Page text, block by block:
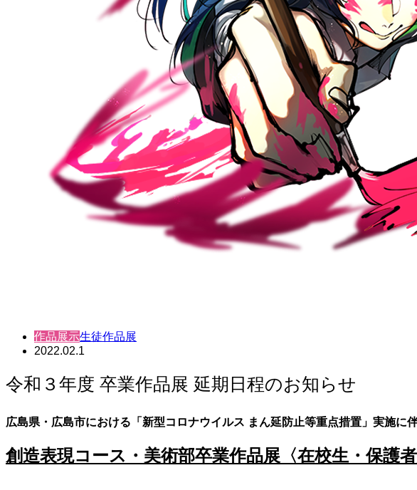
作品展示生徒作品展
2022.02.1
令和３年度 卒業作品展 延期日程のお知らせ
広島県・広島市における「新型コロナウイルス まん延防止等重点措置」実施に
創造表現コース・美術部卒業作品展〈在校生・保護